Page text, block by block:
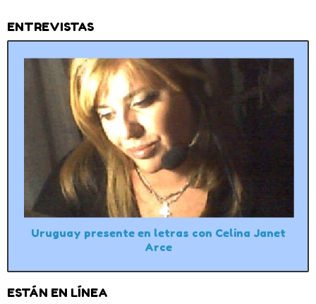
ENTREVISTAS
Uruguay presente en letras con Celina Janet
Arce
ESTÁN EN LÍNEA